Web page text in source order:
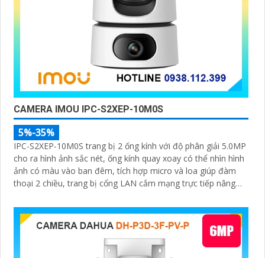
CAMERA IMOU IPC-S2XEP-10M0S
5%-35%
IPC-S2XEP-10M0S trang bị 2 ống kính với độ phân giải 5.0MP
cho ra hình ảnh sắc nét, ống kính quay xoay có thể nhìn hình
ảnh có màu vào ban đêm, tích hợp micro và loa giúp đàm
thoại 2 chiều, trang bị cổng LAN cắm mạng trực tiếp nâng